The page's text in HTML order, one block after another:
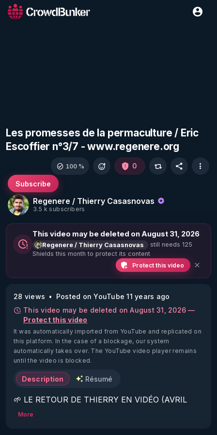
Les promesses de la permaculture / Eric
Escoffier n°​3/7 - www.regenere.org
Regenere / Thierry Casasnovas
3.5 k subscribers
Subscribe
100 % 0
This video may be deleted on August 31, 2026
Regenere / Thierry Casasnovas
still needs 125
Shields this month to protect its content
Protect this video
28 views
Posted on YouTube 11 years ago
This video may be deleted on August 31, 2026 —
Protect this video
It was automatically imported from YouTube and replicated on
this platform. In the case of a blockage, our system
automatically takes over. The YouTube video player remains
until the video is blocked.
Description Résumé
🌱 LE RETOUR DE THIERRY EN VIDÉO (AVRIL
2022)!
More